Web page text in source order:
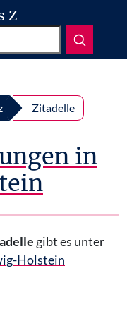
Z
Zitadelle
in
gibt es unter
Holstein